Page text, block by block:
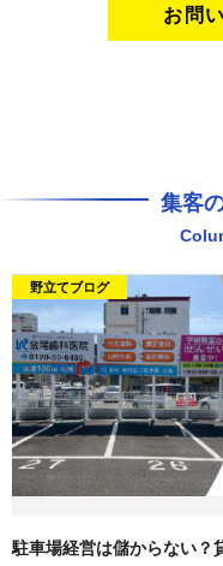
お問
集客
野立てブログ
駐車場経営は儲からない？